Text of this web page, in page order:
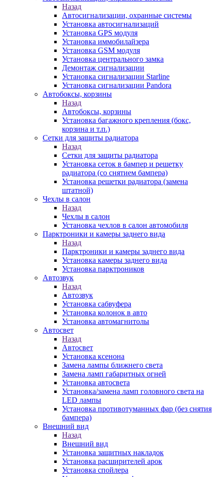
Назад
Автосигнализации, охранные системы
Установка автосигнализаций
Установка GPS модуля
Установка иммобилайзера
Установка GSM модуля
Установка центрального замка
Демонтаж сигнализации
Установка сигнализации Starline
Установка сигнализации Pandora
Автобоксы, корзины
Назад
Автобоксы, корзины
Установка багажного крепления (бокс,
корзина и т.п.)
Сетки для защиты радиатора
Назад
Сетки для защиты радиатора
Установка сеток в бампер и решетку
радиатора (со снятием бампера)
Установка решетки радиатора (замена
штатной)
Чехлы в салон
Назад
Чехлы в салон
Установка чехлов в салон автомобиля
Парктроники и камеры заднего вида
Назад
Парктроники и камеры заднего вида
Установка камеры заднего вида
Установка парктроников
Автозвук
Назад
Автозвук
Установка сабвуфера
Установка колонок в авто
Установка автомагнитолы
Автосвет
Назад
Автосвет
Установка ксенона
Замена лампы ближнего света
Замена ламп габаритных огней
Установка автосвета
Установка/замена ламп головного света на
LED лампы
Установка противотуманных фар (без снятия
бампера)
Внешний вид
Назад
Внешний вид
Установка защитных накладок
Установка расширителей арок
Установка спойлера